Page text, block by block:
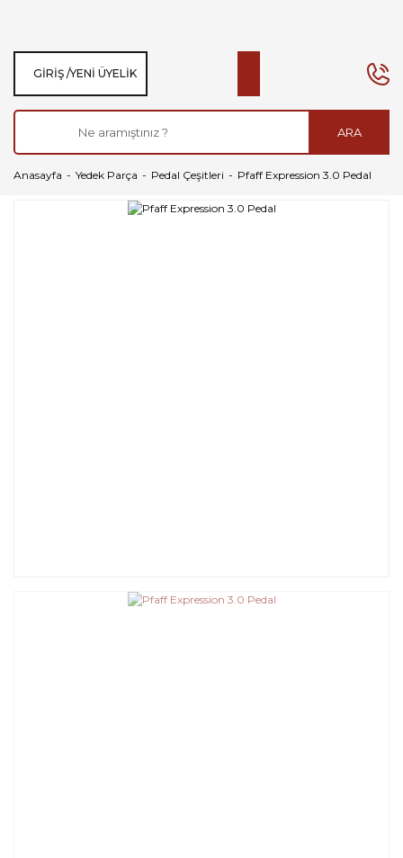
ARA
GIRIŞ /YENI ÜYELIK
Anasayfa Yedek Parça Pedal Çeşitleri Pfaff Expression 3.0 Pedal